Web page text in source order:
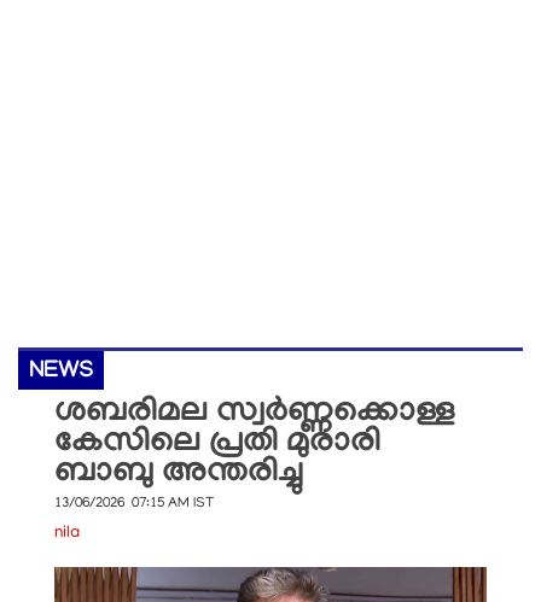
NEWS
ശബരിമല സ്വർണ്ണക്കൊള്ള
കേസിലെ പ്രതി മുരാരി
ബാബു അന്തരിച്ചു
13/06/2026 07:15 AM IST
nila